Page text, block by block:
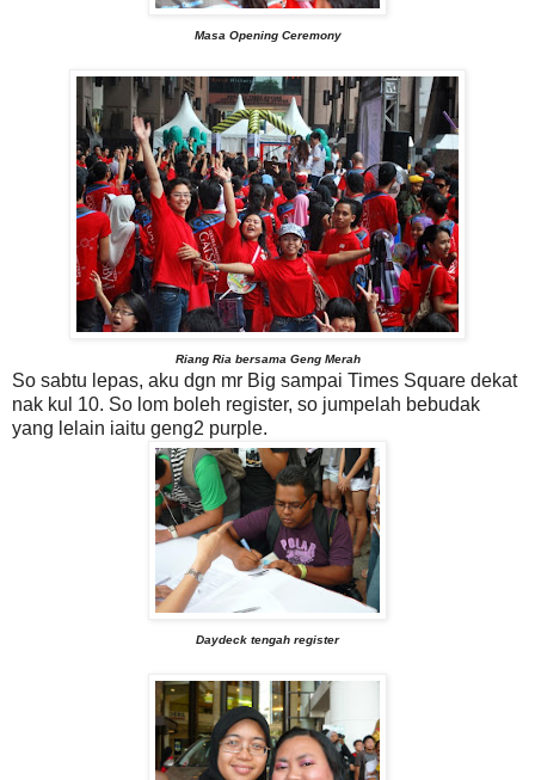
Masa Opening Ceremony
Riang Ria bersama Geng Merah
So sabtu lepas, aku dgn mr Big sampai Times Square dekat
nak kul 10. So lom boleh register, so jumpelah bebudak
yang lelain iaitu geng2 purple.
Daydeck tengah register